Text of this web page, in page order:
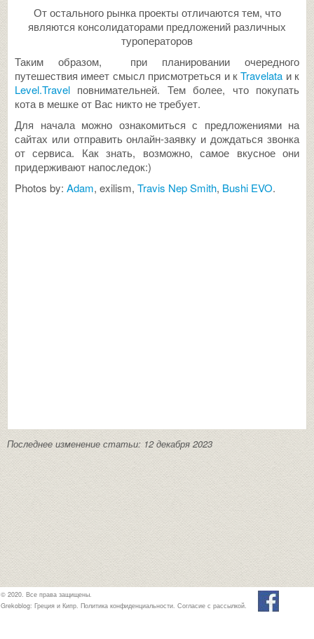
От остального рынка проекты отличаются тем, что
являются консолидаторами предложений различных
туроператоров
Таким образом, при планировании очередного
путешествия имеет смысл присмотреться и кTravelata и к
Level.Travel повнимательней. Тем более, что покупать
кота в мешке от Вас никто не требует.
Для начала можно ознакомиться с предложениями на
сайтах или отправить онлайн-заявку и дождаться звонка
от сервиса. Как знать, возможно, самое вкусное они
придерживают напоследок:)
Photos by: Adam, exilism, Travis Nep Smith, Bushi EVO.
Последнее изменение статьи: 12 декабря 2023
© 2020. Все права защищены.
Grekoblog: Греция и Кипр. Политика конфиденциальности. Согласие с рассылкой.